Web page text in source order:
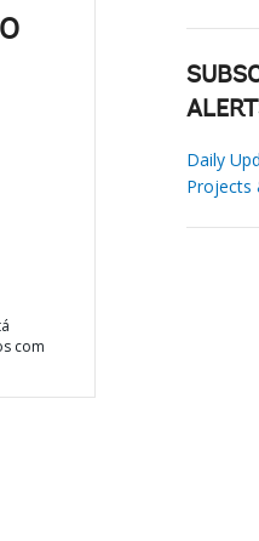
com
Daily
Projects